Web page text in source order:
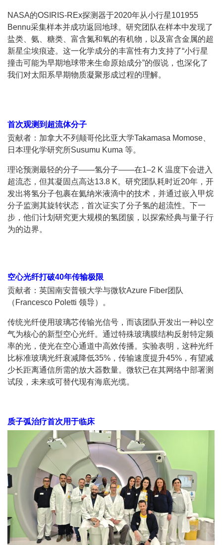
NASA的OSIRIS-REx探测器于2020年从小行星101955
Bennu采集样本并成功返回地球。研究团队在样本中发现了
盐类、氨、糖类、富含氮和氧的有机物，以及富含金属的超
新星尘埃痕迹。这一化学成分的丰富性有力支持了“小行星
撞击可能为早期地球带来生命原始成分”的假说，也深化了
我们对太阳系早期物质凝聚形成过程的理解。
首次观测到超流体分子
贡献者：加拿大不列颠哥伦比亚大学Takamasa Momose、
日本理化学研究所Susumu Kuma 等。
理论预测最轻的分子——氢分子——在1–2 K 温度下会进入
超流态，但其凝固点高达13.8 K。研究团队耗时近20年，开
发出将氢分子包裹在氦纳米液滴中的技术，并通过嵌入甲烷
分子监测其旋转状态，首次证实了分子氢的超流性。下一
步，他们计划研究更大规模的氢团簇，以探索经典与量子行
为的边界。
空心光纤打破40年传输极限
贡献者：英国南安普顿大学与微软Azure Fiber团队
（Francesco Poletti 领导）。
传统光纤使用玻璃芯传输光信号，而该团队开发出一种以空
气为核心的新型空心光纤。通过特殊玻璃膜结构反射特定频
率的光，使光在空心通道中高效传播。实验表明，这种光纤
比标准玻璃光纤衰减降低35%，传输速度提升45%，有望减
少长距离通信所需的放大器数量。微软已在其网络中部署测
试段，未来或可替代现有海底光缆。
质子弧治疗首次用于临床